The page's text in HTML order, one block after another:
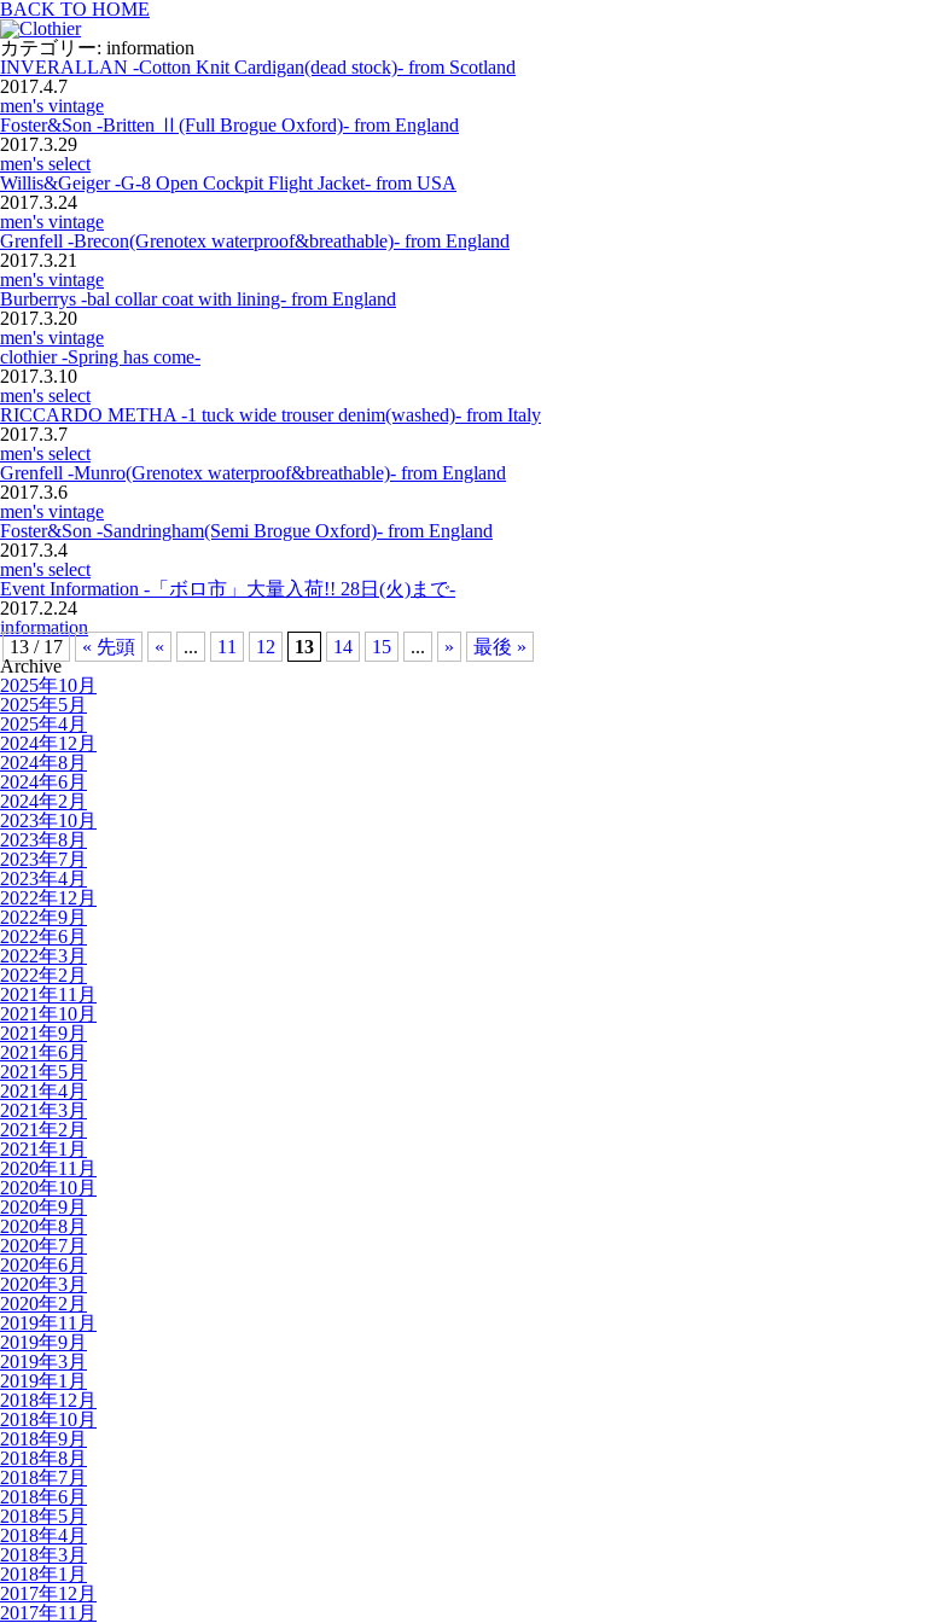
BACK TO HOME
カテゴリー: information
INVERALLAN -Cotton Knit Cardigan(dead stock)- from Scotland
2017.4.7
men's vintage
Foster&Son -Britten Ⅱ(Full Brogue Oxford)- from England
2017.3.29
men's select
Willis&Geiger -G-8 Open Cockpit Flight Jacket- from USA
2017.3.24
men's vintage
Grenfell -Brecon(Grenotex waterproof&breathable)- from England
2017.3.21
men's vintage
Burberrys -bal collar coat with lining- from England
2017.3.20
men's vintage
clothier -Spring has come-
2017.3.10
men's select
RICCARDO METHA -1 tuck wide trouser denim(washed)- from Italy
2017.3.7
men's select
Grenfell -Munro(Grenotex waterproof&breathable)- from England
2017.3.6
men's vintage
Foster&Son -Sandringham(Semi Brogue Oxford)- from England
2017.3.4
men's select
Event Information -「ボロ市」大量入荷!! 28日(火)まで-
2017.2.24
information
13 / 17
« 先頭 « ... 11 12 13 14 15 ... »
最後 »
Archive
2025年10月
2025年5月
2025年4月
2024年12月
2024年8月
2024年6月
2024年2月
2023年10月
2023年8月
2023年7月
2023年4月
2022年12月
2022年9月
2022年6月
2022年3月
2022年2月
2021年11月
2021年10月
2021年9月
2021年6月
2021年5月
2021年4月
2021年3月
2021年2月
2021年1月
2020年11月
2020年10月
2020年9月
2020年8月
2020年7月
2020年6月
2020年3月
2020年2月
2019年11月
2019年9月
2019年3月
2019年1月
2018年12月
2018年10月
2018年9月
2018年8月
2018年7月
2018年6月
2018年5月
2018年4月
2018年3月
2018年1月
2017年12月
2017年11月